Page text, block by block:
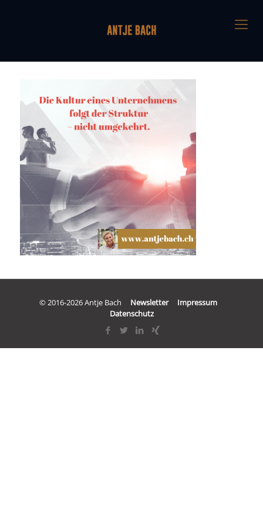
© 2016-2026 Antje Bach Newsletter
Impressum
Datenschutz